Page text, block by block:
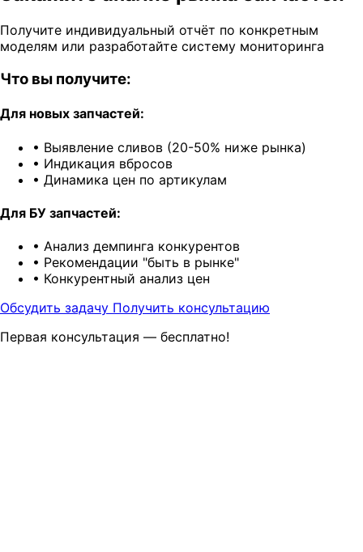
Получите индивидуальный отчёт по конкретным
моделям или разработайте систему мониторинга
Что вы получите:
Для новых запчастей:
• Выявление сливов (20-50% ниже рынка)
• Индикация вбросов
• Динамика цен по артикулам
Для БУ запчастей:
• Анализ демпинга конкурентов
• Рекомендации "быть в рынке"
• Конкурентный анализ цен
Обсудить задачу Получить консультацию
Первая консультация — бесплатно!